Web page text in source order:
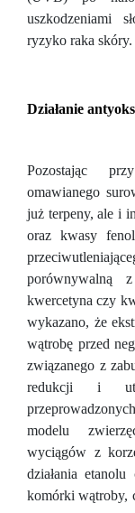
uszkodzeniami
ryzyko raka skóry.
Działanie
Pozostając
omawianego
już terpeny, ale i
oraz kwasy
porównywalną
kwercetyna czy
wykazano, że
wątrobę przed
związanego z
redukcji i
modelu
wyciągów z
działania
komórki wątroby,